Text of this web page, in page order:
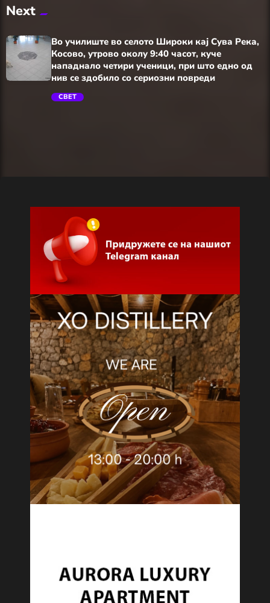
trending_flat
Next
Во училиште во селото Широки кај Сува Река,
Косово, утрово околу 9:40 часот, куче
нападнало четири ученици, при што едно од
нив се здобило со сериозни повреди
СВЕТ